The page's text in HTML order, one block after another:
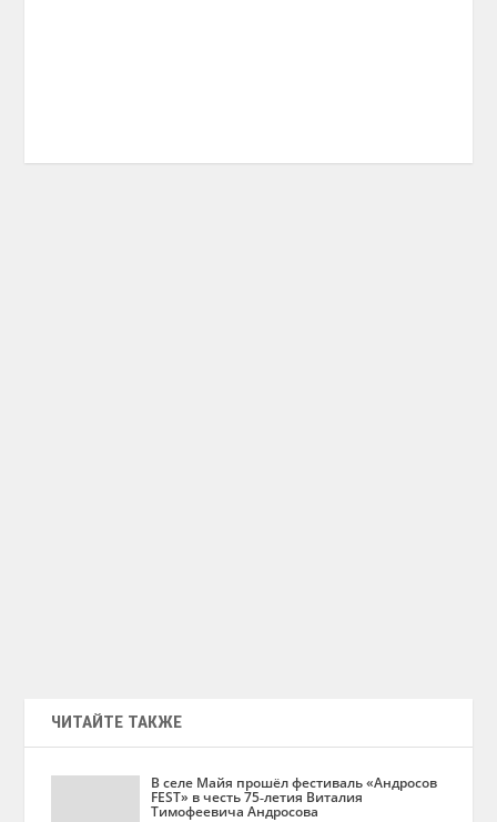
ЧИТАЙТЕ ТАКЖЕ
В селе Майя прошёл фестиваль «Андросов
FEST» в честь 75‑летия Виталия
Тимофеевича Андросова